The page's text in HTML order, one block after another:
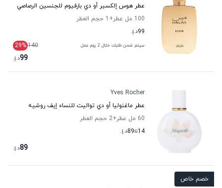
عطر هوس إلكسير أو دي بارفيوم للجنسين الرصاصي
100 مل عطر
+1
حجم العطر
99د.إ.
سيتم شحن طلبك خلال 2 يوم عمل 140
29%
99د.إ.
Yves Rocher
عطر ماغنوليا أو دي تواليت للنساء إيف روشيه
60 مل عطر
+2
حجم العطر
14تا89د.إ.
89د.إ.
خصم خاص